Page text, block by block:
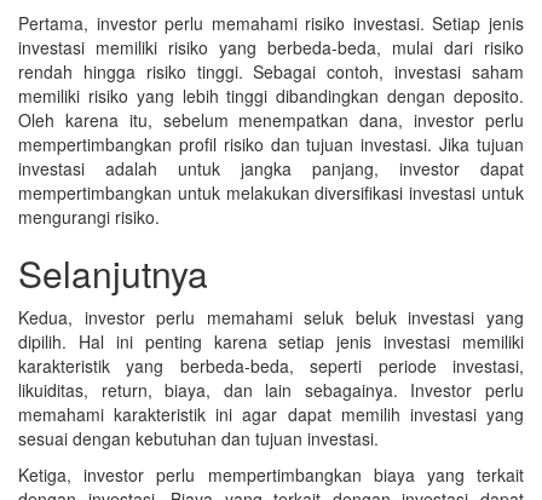
Pertama, investor perlu memahami risiko investasi. Setiap jenis
investasi memiliki risiko yang berbeda-beda, mulai dari risiko
rendah hingga risiko tinggi. Sebagai contoh, investasi saham
memiliki risiko yang lebih tinggi dibandingkan dengan deposito.
Oleh karena itu, sebelum menempatkan dana, investor perlu
mempertimbangkan profil risiko dan tujuan investasi. Jika tujuan
investasi adalah untuk jangka panjang, investor dapat
mempertimbangkan untuk melakukan diversifikasi investasi untuk
mengurangi risiko.
Selanjutnya
Kedua, investor perlu memahami seluk beluk investasi yang
dipilih. Hal ini penting karena setiap jenis investasi memiliki
karakteristik yang berbeda-beda, seperti periode investasi,
likuiditas, return, biaya, dan lain sebagainya. Investor perlu
memahami karakteristik ini agar dapat memilih investasi yang
sesuai dengan kebutuhan dan tujuan investasi.
Ketiga, investor perlu mempertimbangkan biaya yang terkait